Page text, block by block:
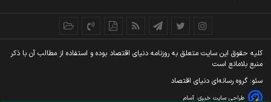
کليه حقوق اين سايت متعلق به روزنامه دنيای اقتصاد بوده و استفاده از مطالب آن با ذکر
منبع بلامانع است
سئو: گروه رسانه‌ای دنیای اقتصاد
طراحی سایت خبری آسام